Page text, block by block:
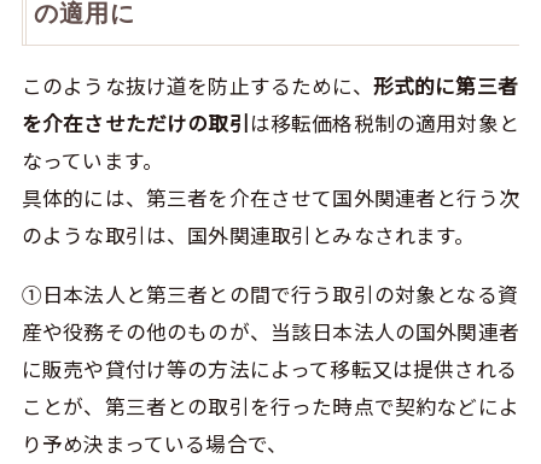
の適用に
このような抜け道を防止するために、 形式的に第三者
を介在させただけの取引は移転価格税制の適用対象と
なっています。
具体的には、第三者を介在させて国外関連者と行う次
のような取引は、国外関連取引とみなされます。
➀日本法人と第三者との間で行う取引の対象となる資
産や役務その他のものが、当該日本法人の国外関連者
に販売や貸付け等の方法によって移転又は提供される
ことが、第三者との取引を行った時点で契約などによ
り予め決まっている場合で、